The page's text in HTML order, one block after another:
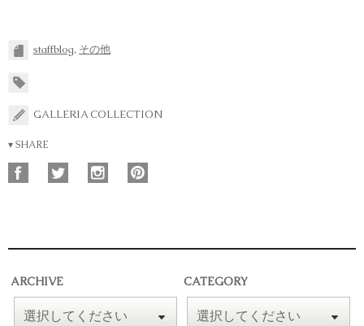
staffblog, その他
GALLERIA COLLECTION
▾ SHARE
ARCHIVE CATEGORY